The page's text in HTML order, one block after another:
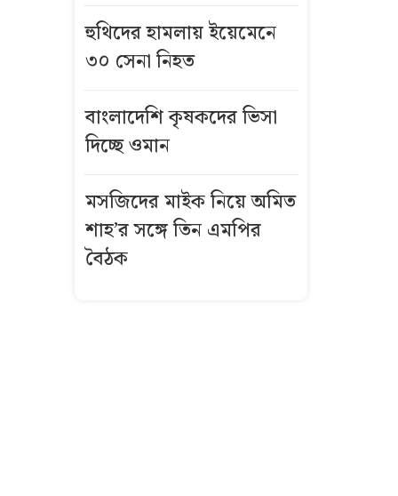
বিস্ফোরণে একই
পরিবারের
শিশুসহ ৩ জন
অভিবাসী উদ্ধার,
অধিকাংশই
বাংলাদেশি
হুথিদের হামলায় ইয়েমেনে
৩০ সেনা নিহত
বাংলাদেশি কৃষকদের ভিসা
দিচ্ছে ওমান
মসজিদের মাইক নিয়ে অমিত
শাহ’র সঙ্গে তিন এমপির
বৈঠক